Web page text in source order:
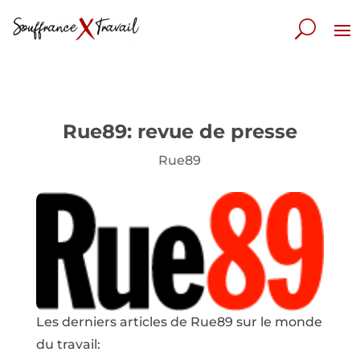
Rue89: revue de presse
Rue89
Les derniers articles de Rue89 sur le monde
du travail: